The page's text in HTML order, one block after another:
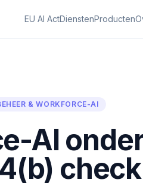
EU AI ActDienstenProducten
& WORKFORCE-AI
AI